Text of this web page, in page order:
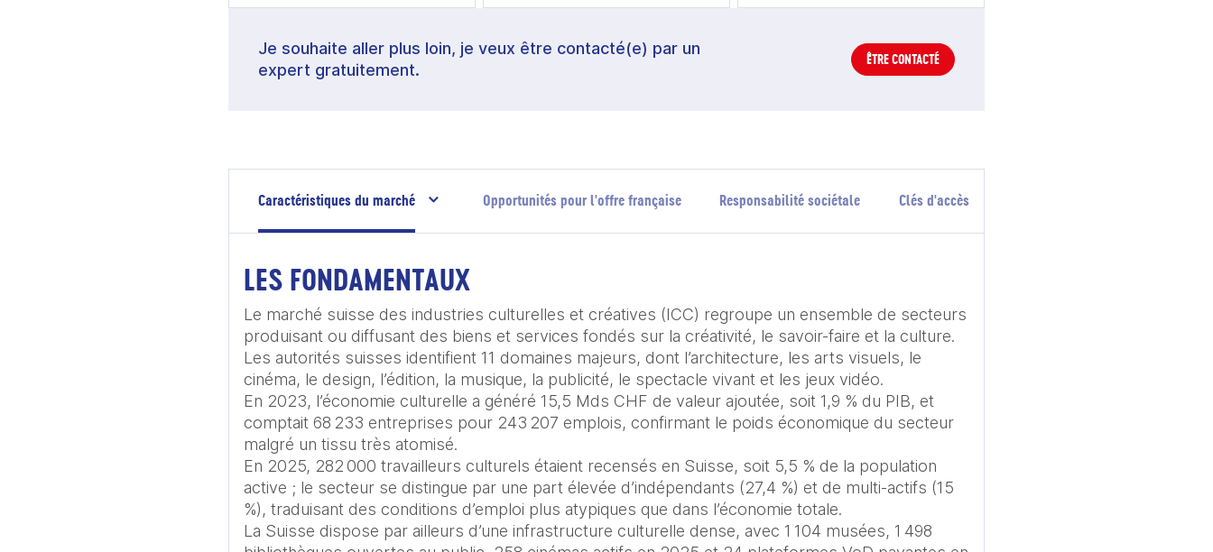
Je souhaite aller plus loin, je veux être contacté(e) par un
expert gratuitement.
ÊTRE CONTACTÉ
Caractéristiques du marché Opportunités pour l'offre française Responsabilité sociétale Clés d'accès
LES FONDAMENTAUX
Le marché suisse des industries culturelles et créatives (ICC) regroupe un ensemble de secteurs
produisant ou diffusant des biens et services fondés sur la créativité, le savoir-faire et la culture.
Les autorités suisses identifient 11 domaines majeurs, dont l’architecture, les arts visuels, le
cinéma, le design, l’édition, la musique, la publicité, le spectacle vivant et les jeux vidéo.
En 2023, l’économie culturelle a généré 15,5 Mds CHF de valeur ajoutée, soit 1,9 % du PIB, et
comptait 68 233 entreprises pour 243 207 emplois, confirmant le poids économique du secteur
malgré un tissu très atomisé.
En 2025, 282 000 travailleurs culturels étaient recensés en Suisse, soit 5,5 % de la population
active ; le secteur se distingue par une part élevée d’indépendants (27,4 %) et de multi-actifs (15
%), traduisant des conditions d’emploi plus atypiques que dans l’économie totale.
La Suisse dispose par ailleurs d’une infrastructure culturelle dense, avec 1 104 musées, 1 498